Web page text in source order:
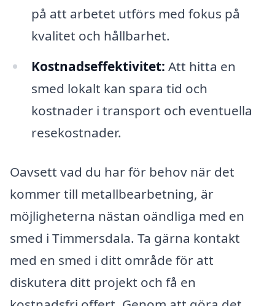
på att arbetet utförs med fokus på
kvalitet och hållbarhet.
Kostnadseffektivitet: Att hitta en
smed lokalt kan spara tid och
kostnader i transport och eventuella
resekostnader.
Oavsett vad du har för behov när det
kommer till metallbearbetning, är
möjligheterna nästan oändliga med en
smed i Timmersdala. Ta gärna kontakt
med en smed i ditt område för att
diskutera ditt projekt och få en